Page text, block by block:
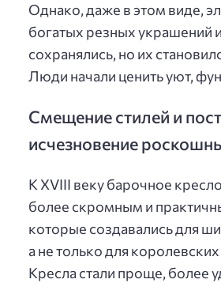
Однако, даже в этом виде,
богатых резных украшений
сохранялись, но их
Люди начали ценить уют,
Смещение стилей и
исчезновение
К XVIII веку барочное
более скромным и
которые создавались для
а не только для
Кресла стали проще, более